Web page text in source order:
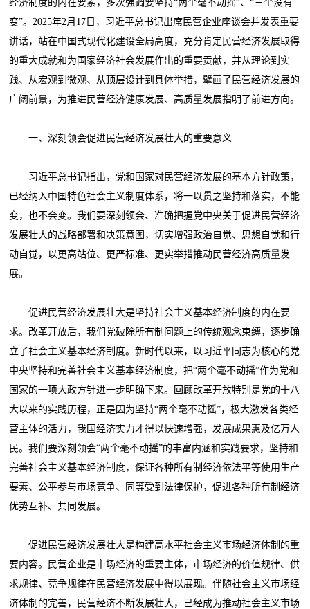
经济制度的内在要素，多次强调要坚持“两个毫不动摇”、“三个没有
变”。2025年2月17日，习近平总书记出席民营企业座谈会并发表重要
讲话，站在中国式现代化建设全局高度，充分肯定民营经济发展取得
的重大成就和为国家经济社会发展作出的重要贡献，并从理论到实
践、从宏观到微观、从顶层设计到具体举措，擘画了民营经济发展的
广阔前景，为推进民营经济健康发展、高质量发展指明了前进方向。
一、深刻领会促进民营经济发展壮大的重要意义
习近平总书记指出，党和国家对民营经济发展的基本方针政策，
已经纳入中国特色社会主义制度体系，将一以贯之坚持和落实，不能
变，也不会变。我们要深刻领会、准确把握党中央关于促进民营经济
发展壮大的战略部署和决策意图，切实增强政治自觉、思想自觉和行
动自觉，以更高站位、更严标准、更实举措推动民营经济高质量发
展。
促进民营经济发展壮大是坚持社会主义基本经济制度的内在要
求。改革开放后，我们党破除所有制问题上的传统观念束缚，逐步确
立了社会主义基本经济制度。新时代以来，以习近平同志为核心的党
中央坚持和完善社会主义基本经济制度，把“两个毫不动摇”作为党和
国家的一项大政方针进一步明确下来。回顾改革开放特别是党的十八
大以来的实践历程，正是因为坚持“两个毫不动摇”，极大激发各类经
营主体的活力，我国经济实力才得以快速增强，发展成果惠及亿万人
民。我们要深刻领会“两个毫不动摇”的丰富内涵和实践要求，坚持和
完善社会主义基本经济制度，保证各种所有制经济依法平等使用生产
要素、公平参与市场竞争、同等受到法律保护，促进各种所有制经济
优势互补、共同发展。
促进民营经济发展壮大是构建高水平社会主义市场经济体制的重
要内容。民营企业是市场经济的重要主体，市场经济的价值规律、供
求规律、竞争规律在民营经济发展中得以展现。伴随社会主义市场经
济体制的完善，民营经济不断发展壮大，已经成为推动社会主义市场